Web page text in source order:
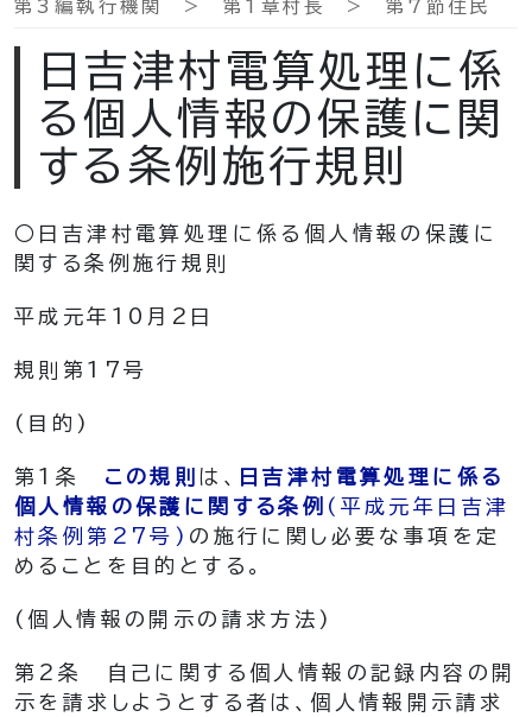
第3編執行機関 > 第1章村長 > 第7節住民
日吉津村電算処理に係
る個人情報の保護に関
する条例施行規則
○日吉津村電算処理に係る個人情報の保護に
関する条例施行規則
平成元年10月2日
規則第17号
(目的)
第1条 この規則 は、
日吉津村電算処理に係る
個人情報の保護に関する条例 (平成元年日吉津
村条例第27号) の施行に関し必要な事項を定
めることを目的とする。
(個人情報の開示の請求方法)
第2条
自己に関する個人情報の記録内容の開
示を請求しようとする者は、個人情報開示請求